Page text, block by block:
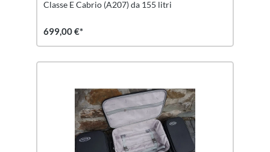
Classe E Cabrio (A207) da 155 litri
699,00 €*